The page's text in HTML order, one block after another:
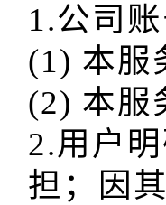
1.公司
(1) 本服
(2) 本服
2.用户
担；因